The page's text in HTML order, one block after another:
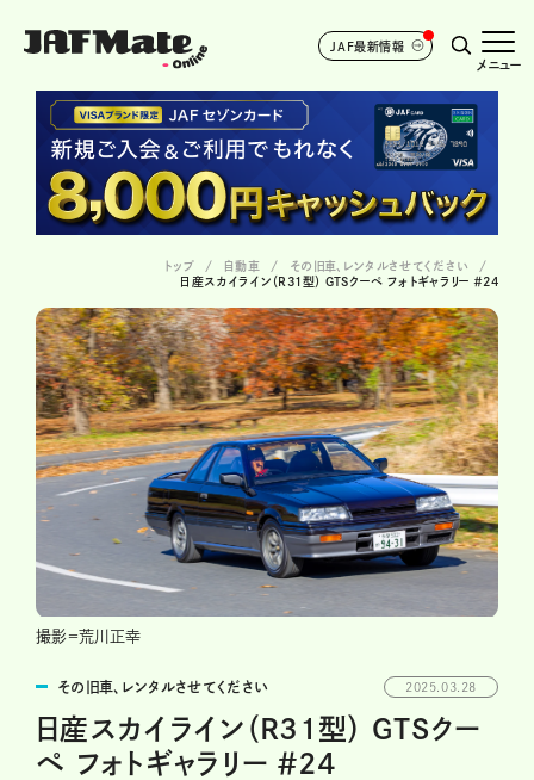
JAF最新情報
メニュー
トップ 自動車
その旧車、レンタルさせてください
日産スカイライン（R31型） GTSクーペ フォトギャラリー ＃24
撮影＝荒川正幸
その旧車、レンタルさせてください 2025.03.28
日産スカイライン（R31型） GTSクー
ペ フォトギャラリー ＃24